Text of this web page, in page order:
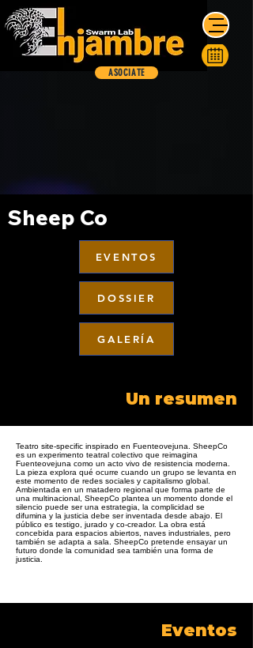
ASOCIATE
Sheep Co
EVENTOS
DOSSIER
GALERÍA
Un resumen
Teatro site-specific inspirado en Fuenteovejuna. SheepCo
es un experimento teatral colectivo que reimagina
Fuenteovejuna como un acto vivo de resistencia moderna.
La pieza explora qué ocurre cuando un grupo se levanta en
este momento de redes sociales y capitalismo global.
Ambientada en un matadero regional que forma parte de
una multinacional, SheepCo plantea un momento donde el
silencio puede ser una estrategia, la complicidad se
difumina y la justicia debe ser inventada desde abajo. El
público es testigo, jurado y co-creador. La obra está
concebida para espacios abiertos, naves industriales, pero
también se adapta a sala. SheepCo pretende ensayar un
futuro donde la comunidad sea también una forma de
justicia.
Eventos